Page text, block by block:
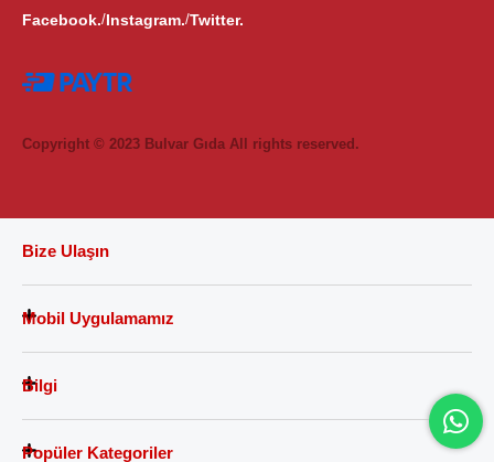
Facebook./Instagram./Twitter.
Copyright © 2023 Bulvar Gıda All rights reserved.
Bize Ulaşın
Mobil Uygulamamız
Bilgi
Popüler Kategoriler